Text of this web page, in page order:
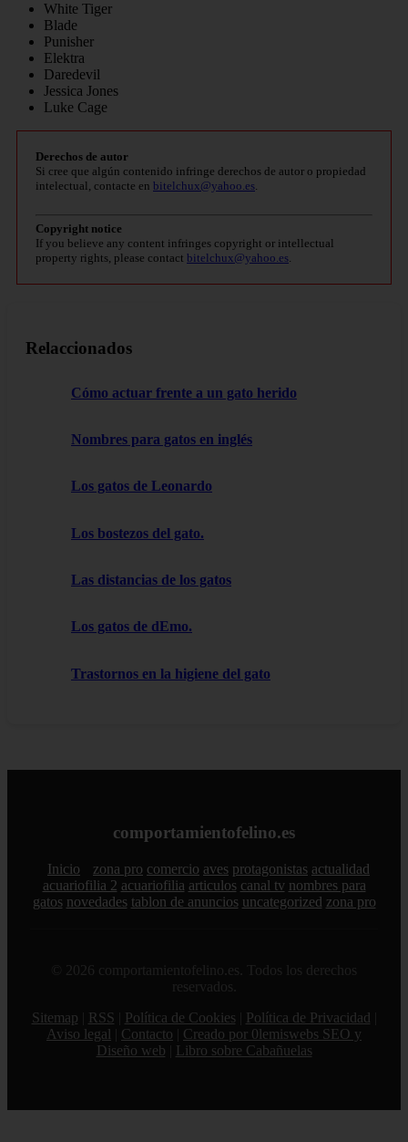
White Tiger
Blade
Punisher
Elektra
Daredevil
Jessica Jones
Luke Cage
Derechos de autor
Si cree que algún contenido infringe derechos de autor o propiedad
intelectual, contacte en bitelchux@yahoo.es.
Copyright notice
If you believe any content infringes copyright or intellectual
property rights, please contact bitelchux@yahoo.es.
Relaccionados
Cómo actuar frente a un gato herido
Nombres para gatos en inglés
Los gatos de Leonardo
Los bostezos del gato.
Las distancias de los gatos
Los gatos de dEmo.
Trastornos en la higiene del gato
comportamientofelino.es
Inicio zona pro comercio aves protagonistas actualidad
acuariofilia 2 acuariofilia articulos canal tv nombres para
gatos novedades tablon de anuncios uncategorized zona pro
© 2026 comportamientofelino.es. Todos los derechos
reservados.
Sitemap
RSS Política de Cookies Política de Privacidad
Aviso legal
Contacto
Creado por 0lemiswebs SEO y
Diseño web
Libro sobre Cabañuelas